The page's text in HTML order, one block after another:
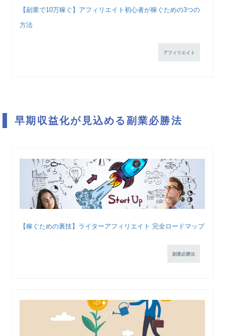
【副業で10万稼ぐ】アフィリエイト初心者が稼ぐための3つの
方法
アフィリエイト
早期収益化が見込める副業必勝法
【稼ぐための裏技】ライターアフィリエイト 完全ロードマップ
副業必勝法